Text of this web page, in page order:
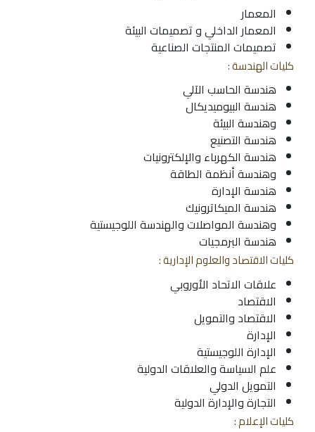
المعمار
المعمار الداخلي و تصميمات البيئة
تصميمات المنتجات الصناعية
كليات الهندسة :
هندسة الحاسب الآلي
هندسة البيوميديكال
وهندسة البيئة
هندسة التصنيع
هندسة الكهرباء والإلكترونيات
وهندسة أنظمة الطاقة
هندسة الإدارة
هندسة الميكاترونيك
وهندسة المواصلات والهندسة اللوجيستية
هندسة البرمجيات
كليات الاقتصاد والعلوم الإدارية :
علاقات الاتحاد الأوروبي
الاقتصاد
الاقتصاد والتمويل
الإدارة
الإدارة اللوجيستية
علم السياسة والعلاقات الدولية
التمويل الدولي
التجارة والإدارة الدولية
كليات الإعلام :